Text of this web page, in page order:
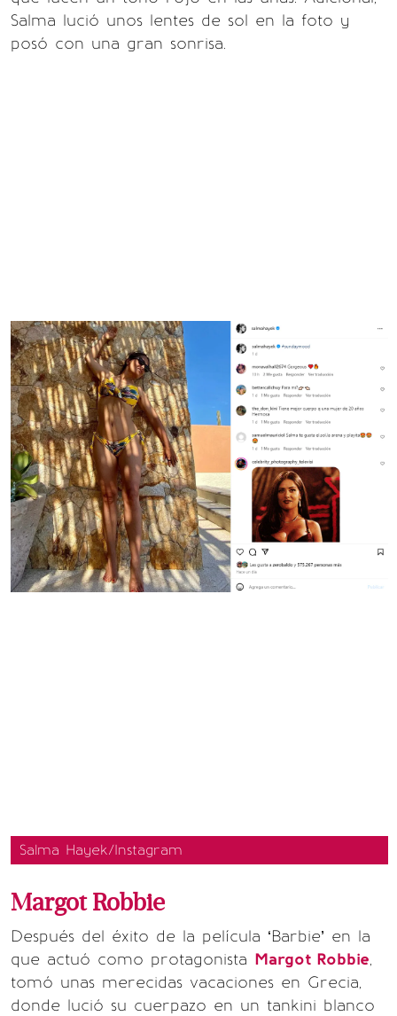
Salma lució unos lentes de sol en la foto y
posó con una gran sonrisa.
Salma Hayek/Instagram
Margot Robbie
Después del éxito de la película ‘Barbie’ en la
que actuó como protagonista Margot Robbie,
tomó unas merecidas vacaciones en Grecia,
donde lució su cuerpazo en un tankini blanco